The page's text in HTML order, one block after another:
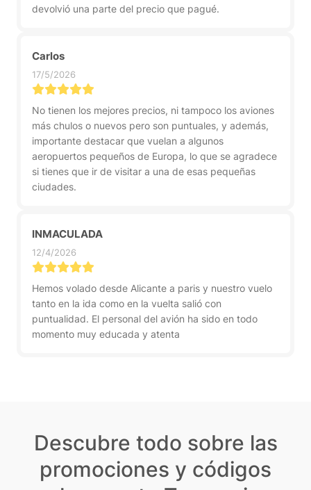
devolvió una parte del precio que pagué.
Carlos
17/5/2026
No tienen los mejores precios, ni tampoco los aviones
más chulos o nuevos pero son puntuales, y además,
importante destacar que vuelan a algunos
aeropuertos pequeños de Europa, lo que se agradece
si tienes que ir de visitar a una de esas pequeñas
ciudades.
INMACULADA
12/4/2026
Hemos volado desde Alicante a paris y nuestro vuelo
tanto en la ida como en la vuelta salió con
puntualidad. El personal del avión ha sido en todo
momento muy educada y atenta
Descubre todo sobre las
promociones y códigos